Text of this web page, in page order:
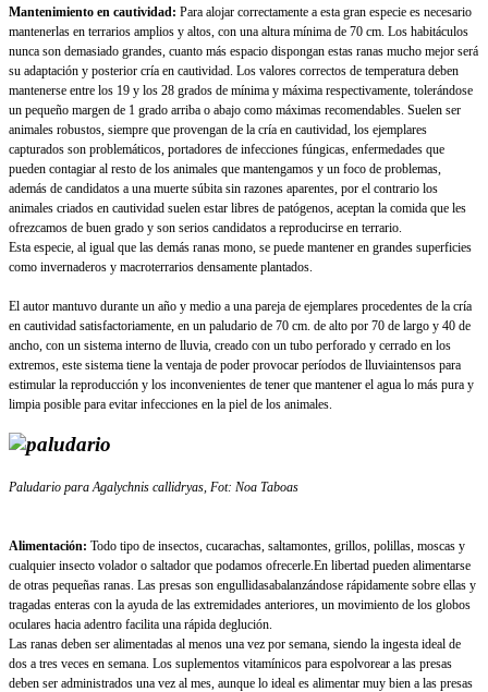
Mantenimiento en cautividad: Para alojar correctamente a esta gran especie es necesario
mantenerlas en terrarios amplios y altos, con una altura mínima de 70 cm. Los habitáculos
nunca son demasiado grandes, cuanto más espacio dispongan estas ranas mucho mejor será
su adaptación y posterior cría en cautividad. Los valores correctos de temperatura deben
mantenerse entre los 19 y los 28 grados de mínima y máxima respectivamente, tolerándose
un pequeño margen de 1 grado arriba o abajo como máximas recomendables. Suelen ser
animales robustos, siempre que provengan de la cría en cautividad, los ejemplares
capturados son problemáticos, portadores de infecciones fúngicas, enfermedades que
pueden contagiar al resto de los animales que mantengamos y un foco de problemas,
además de candidatos a una muerte súbita sin razones aparentes, por el contrario los
animales criados en cautividad suelen estar libres de patógenos, aceptan la comida que les
ofrezcamos de buen grado y son serios candidatos a reproducirse en terrario.
Esta especie, al igual que las demás ranas mono, se puede mantener en grandes superficies
como invernaderos y macroterrarios densamente plantados.
El autor mantuvo durante un año y medio a una pareja de ejemplares procedentes de la cría
en cautividad satisfactoriamente, en un paludario de 70 cm. de alto por 70 de largo y 40 de
ancho, con un sistema interno de lluvia, creado con un tubo perforado y cerrado en los
extremos, este sistema tiene la ventaja de poder provocar períodos de lluviaintensos para
estimular la reproducción y los inconvenientes de tener que mantener el agua lo más pura y
limpia posible para evitar infecciones en la piel de los animales.
Paludario para Agalychnis callidryas, Fot: Noa Taboas
Alimentación: Todo tipo de insectos, cucarachas, saltamontes, grillos, polillas, moscas y
cualquier insecto volador o saltador que podamos ofrecerle.En libertad pueden alimentarse
de otras pequeñas ranas. Las presas son engullidasabalanzándose rápidamente sobre ellas y
tragadas enteras con la ayuda de las extremidades anteriores, un movimiento de los globos
oculares hacia adentro facilita una rápida deglución.
Las ranas deben ser alimentadas al menos una vez por semana, siendo la ingesta ideal de
dos a tres veces en semana. Los suplementos vitamínicos para espolvorear a las presas
deben ser administrados una vez al mes, aunque lo ideal es alimentar muy bien a las presas